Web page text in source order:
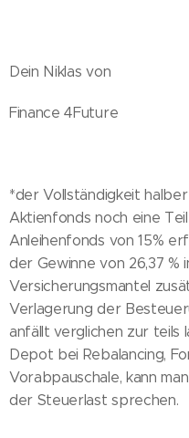
Dein Niklas von
Finance 4Future
*der Vollständigkeit
Aktienfonds noch eine
Anleihenfonds von 15%
der Gewinne von 26,37 %
Versicherungsmantel
Verlagerung der
anfällt verglichen zur teils
Depot bei Rebalancing,
Vorabpauschale, kann
der Steuerlast sprechen.